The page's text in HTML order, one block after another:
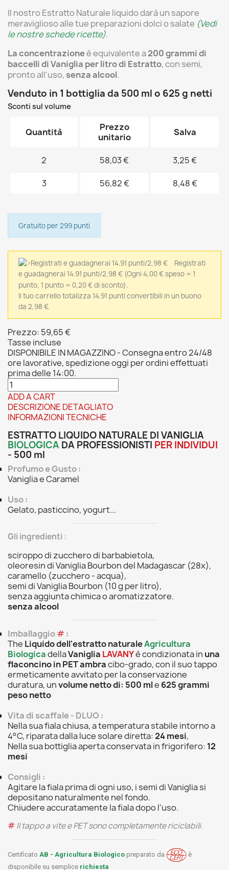
Il nostro Estratto Naturale liquido darà un sapore
meraviglioso alle tue preparazioni dolci o salate (Vedi
le nostre schede ricette).
La concentrazioneè equivalente a200 grammi di
baccelli di Vaniglia per litro di Estratto,con semi,
pronto all'uso, senza alcool.
Venduto in 1 bottiglia da 500 ml o 625 g netti
Sconti sul volume
Quantità
Prezzo
unitario
Salva
2 58,03 € 3,25 €
3 56,82 € 8,48 €
Gratuito per 299 punti
Registrati
e guadagnerai 14.91 punti/2,98 € (Ogni 4,00 € speso = 1
punto, 1 punto = 0,20 € di sconto).
Il tuo carrello totalizza 14.91 punti convertibili in un buono
da 2,98 €.
Prezzo: 59,65 €
Tasse incluse
DISPONIBILE IN MAGAZZINO - Consegna entro 24/48
ore lavorative, spedizione oggi per ordini effettuati
prima delle 14:00.
ADD A CART
DESCRIZIONE DETAGLIATO
INFORMAZIONI TECNICHE
ESTRATTO LIQUIDO NATURALE DI VANIGLIA
BIOLOGICA DA PROFESSIONISTI PER INDIVIDUI
- 500 ml
Profumo e Gusto:
Vaniglia e Caramel
Uso:
Gelato, pasticcino, yogurt...
Gli ingredienti :
sciroppo di zucchero di barbabietola,
oleoresin di Vaniglia Bourbon del Madagascar (28x),
caramello (zucchero - acqua),
semi di Vaniglia Bourbon (10 g per litro),
senza aggiunta chimica o aromatizzatore.
senza alcool
Imballaggio#:
The Liquido dell'estratto naturaleAgricultura
BiologicadellaVaniglia LAVANYè condizionata in una
flaconcino in PET ambracibo-grado, con il suo tappo
ermeticamente avvitato per la conservazione
duratura, unvolume netto di: 500 mle 625 grammi
peso netto
Vita di scaffale - DLUO :
Nella sua fiala chiusa, a temperatura stabile intorno a
4°C, riparata dalla luce solare diretta:24 mesi,
Nella sua bottiglia aperta conservata in frigorifero: 12
mesi
Consigli :
Agitare la fiala prima di ogni uso, i semi di Vaniglia si
depositano naturalmente nel fondo.
Chiudere accuratamente la fiala dopo l'uso.
#Il tappo a vite e PET sono completamente riciclabili.
Certificato AB - Agricultura Biologico preparato da
è
disponibile su semplice richiesta